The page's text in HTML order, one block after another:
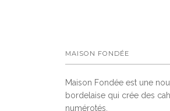
MAISON FONDÉE
Maison Fondée est une
bordelaise qui crée des
numérotés.